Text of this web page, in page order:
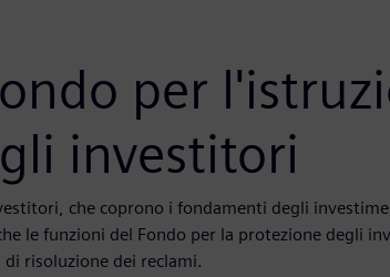
per
investitori
che coprono i fondamenti degli
le funzioni del Fondo per la protezione degli
risoluzione dei reclami.